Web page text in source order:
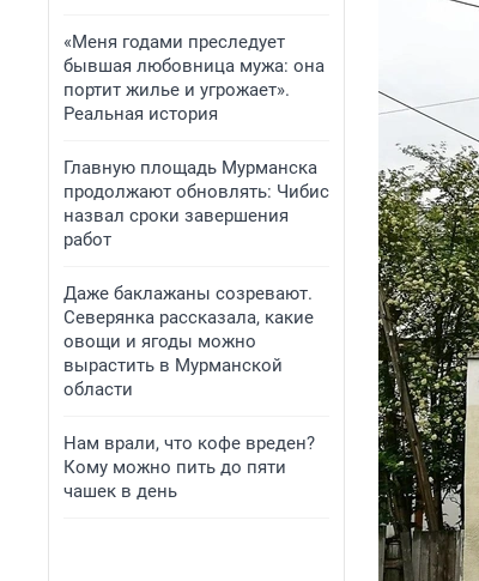
«Меня годами преследует
бывшая любовница мужа: она
портит жилье и угрожает».
Реальная история
Главную площадь Мурманска
продолжают обновлять: Чибис
назвал сроки завершения
работ
Даже баклажаны созревают.
Северянка рассказала, какие
овощи и ягоды можно
вырастить в Мурманской
области
Нам врали, что кофе вреден?
Кому можно пить до пяти
чашек в день